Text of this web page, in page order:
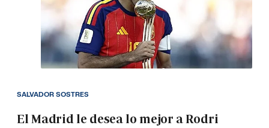
El Madrid le desea lo mejor a Rodri
SALVADOR SOSTRES